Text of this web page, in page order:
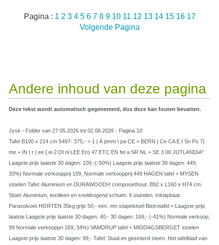
Pagina : 1 2 3 4 5 6 7 8 9 10 11 12 13 14 15 16 17
Volgende Pagina
Andere inhoud van deze pagina
Deze tekst wordt automatisch gegenereerd, dus deze kan fouten bevatten.
Jysk - Folder van 27.05.2026 tot 02.06.2026 - Pagina 10
Tafel B100 x 214 cm 5497- 375,- > 1 | À pmm \ pa CE = BERN | Ce CA E I Sn Ps 7}
me + IN | r | ee [ ei 2 Ol nl LEE En) 47 ETC EN fel a SR NL = SE 3 00 JUTLANDIA"
Laagste prijs laatste 30 dagen: 109,-(-50%) Laagste prijs laatste 30 dagen: 449,
33%) Normale verkoopprij 109, Normale verkoopprij 449 HAGEN tafel + MYSEN
stoelen Tafel: Aluminium en DURAWOOD® composiethout. B92 x L160 x H74 cm.
Stoel: Aluminium, textileen en sneldrogend schuim. 6 standen. Inklapbaar.
Parasolvoet HORTEN 35kg grijs 50,- een. mn stapelstoel Bistrotafel = Laagste prijs
laatste Laagste prijs laatste 30 dagen: 40,- 30 dagen: 169,- (-41%) Normale verkoop;
99 Normale verkooppri 169, 34%) VAMDRUP tafel + MIDDAGSBERGET stoelen
Laagste prijs laatste 30 dagen: 99,- Tafel: Staal en gesinterd steen. Het tafelblad van